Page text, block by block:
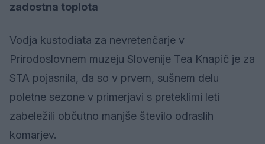
zadostna toplota
Vodja kustodiata za nevretenčarje v
Prirodoslovnem muzeju Slovenije Tea Knapič je za
STA pojasnila, da so v prvem, sušnem delu
poletne sezone v primerjavi s preteklimi leti
zabeležili občutno manjše število odraslih
komarjev.